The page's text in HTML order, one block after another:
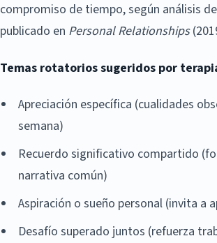
compromiso de tiempo, según análisis
publicado en Personal Relationships
Temas rotatorios sugeridos por
Apreciación específica (cualidades
semana)
Recuerdo significativo compartido
narrativa común)
Aspiración o sueño personal (invita a
Desafío superado juntos (refuerza